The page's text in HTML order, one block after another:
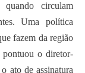
circulam
Uma política
fazem da região
o diretor-
ato de assinatura